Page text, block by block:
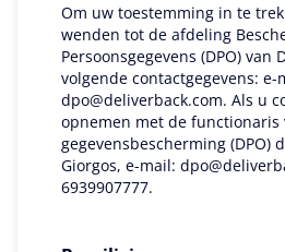
Om uw toestemming in te
wenden tot de afdeling
Persoonsgegevens (DPO) van
volgende contactgegevens: e-
dpo@deliverback.com. Als u
opnemen met de functionaris
gegevensbescherming (DPO)
Giorgos, e-mail:
6939907777.